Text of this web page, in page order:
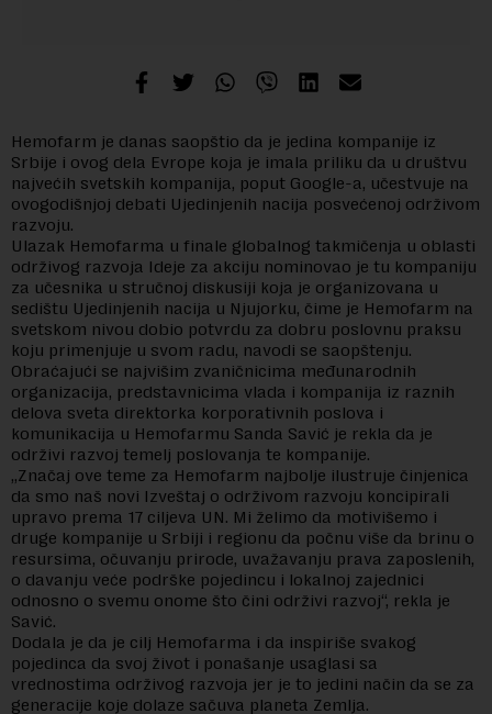
Hemofarm je danas saopštio da je jedina kompanije iz
Srbije i ovog dela Evrope koja je imala priliku da u društvu
najvećih svetskih kompanija, poput Google-a, učestvuje na
ovogodišnjoj debati Ujedinjenih nacija posvećenoj održivom
razvoju.
Ulazak Hemofarma u finale globalnog takmičenja u oblasti
održivog razvoja Ideje za akciju nominovao je tu kompaniju
za učesnika u stručnoj diskusiji koja je organizovana u
sedištu Ujedinjenih nacija u Njujorku, čime je Hemofarm na
svetskom nivou dobio potvrdu za dobru poslovnu praksu
koju primenjuje u svom radu, navodi se saopštenju.
Obraćajući se najvišim zvaničnicima međunarodnih
organizacija, predstavnicima vlada i kompanija iz raznih
delova sveta direktorka korporativnih poslova i
komunikacija u Hemofarmu Sanda Savić je rekla da je
održivi razvoj temelj poslovanja te kompanije.
„Značaj ove teme za Hemofarm najbolje ilustruje činjenica
da smo naš novi Izveštaj o održivom razvoju koncipirali
upravo prema 17 ciljeva UN. Mi želimo da motivišemo i
druge kompanije u Srbiji i regionu da počnu više da brinu o
resursima, očuvanju prirode, uvažavanju prava zaposlenih,
o davanju veće podrške pojedincu i lokalnoj zajednici
odnosno o svemu onome što čini održivi razvoj“, rekla je
Savić.
Dodala je da je cilj Hemofarma i da inspiriše svakog
pojedinca da svoj život i ponašanje usaglasi sa
vrednostima održivog razvoja jer je to jedini način da se za
generacije koje dolaze sačuva planeta Zemlja.